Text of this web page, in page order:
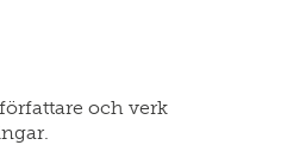
och verk